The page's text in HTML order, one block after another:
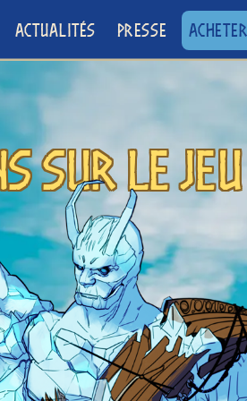
ACTUALITÉS PRESSE ACHETER
SUR LE JEU